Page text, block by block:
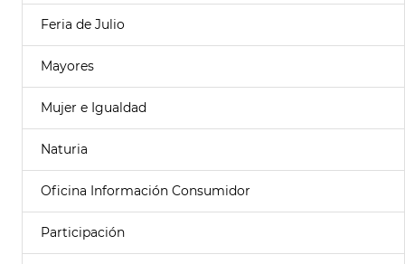
Feria de Julio
Mayores
Mujer e Igualdad
Naturia
Oficina Información Consumidor
Participación